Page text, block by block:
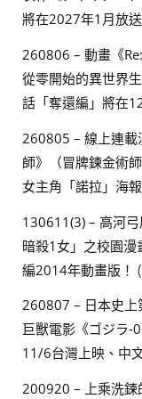
將在2027年1月放
260806 – 動畫《
從零開始的異世界
話「奪還編」將在
260805 – 線上連載
師》（冒牌鍊金術
女主角「諾拉」海
130611(3) – 高河
暗殺1女」之校園
編2014年動畫版！
260807 – 日本史上
巨獸電影《ゴジラ-
11/6台灣上映、中
200920 – 上乘洗鍊